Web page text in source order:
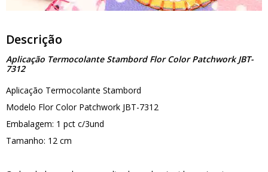
Descrição
Aplicação Termocolante Stambord Flor Color Patchwork JBT-
7312
Aplicação Termocolante Stambord
Modelo Flor Color Patchwork JBT-7312
Embalagem: 1 pct c/3und
Tamanho: 12 cm